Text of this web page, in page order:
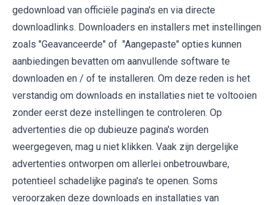
gedownload van officiële pagina's en via directe
downloadlinks. Downloaders en installers met instellingen
zoals "Geavanceerde" of "Aangepaste" opties kunnen
aanbiedingen bevatten om aanvullende software te
downloaden en / of te installeren. Om deze reden is het
verstandig om downloads en installaties niet te voltooien
zonder eerst deze instellingen te controleren. Op
advertenties die op dubieuze pagina's worden
weergegeven, mag u niet klikken. Vaak zijn dergelijke
advertenties ontworpen om allerlei onbetrouwbare,
potentieel schadelijke pagina's te openen. Soms
veroorzaken deze downloads en installaties van